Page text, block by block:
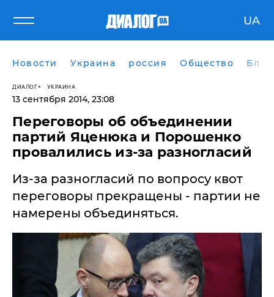
UA
Новости Украина россия Общество
ДИАЛОГ УКРАИНА
13 сентября 2014, 23:08
Переговоры об объединении
партий Яценюка и Порошенко
провалились из-за разногласий
Из-за разногласий по вопросу квот
переговоры прекращены - партии не
намерены объединяться.